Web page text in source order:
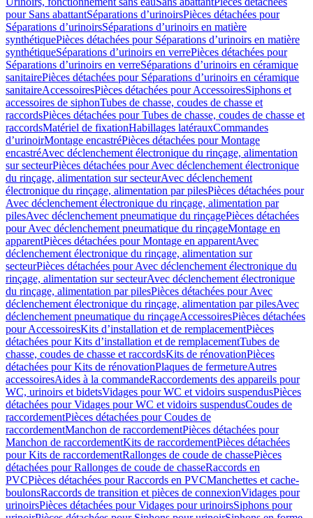
pour Sans abattantSéparations d’urinoirsPièces détachées pour
Séparations d’urinoirsSéparations d’urinoirs en matière
synthétiquePièces détachées pour Séparations d’urinoirs en matière
synthétiqueSéparations d’urinoirs en verrePièces détachées pour
Séparations d’urinoirs en verreSéparations d’urinoirs en céramique
sanitairePièces détachées pour Séparations d’urinoirs en céramique
sanitaireAccessoiresPièces détachées pour AccessoiresSiphons et
accessoires de siphonTubes de chasse, coudes de chasse et
raccordsPièces détachées pour Tubes de chasse, coudes de chasse et
raccordsMatériel de fixationHabillages latérauxCommandes
dʼurinoirMontage encastréPièces détachées pour Montage
encastréAvec déclenchement électronique du rinçage, alimentation
sur secteurPièces détachées pour Avec déclenchement électronique
du rinçage, alimentation sur secteurAvec déclenchement
électronique du rinçage, alimentation par pilesPièces détachées pour
Avec déclenchement électronique du rinçage, alimentation par
pilesAvec déclenchement pneumatique du rinçagePièces détachées
pour Avec déclenchement pneumatique du rinçageMontage en
apparentPièces détachées pour Montage en apparentAvec
déclenchement électronique du rinçage, alimentation sur
secteurPièces détachées pour Avec déclenchement électronique du
rinçage, alimentation sur secteurAvec déclenchement électronique
du rinçage, alimentation par pilesPièces détachées pour Avec
déclenchement électronique du rinçage, alimentation par pilesAvec
déclenchement pneumatique du rinçageAccessoiresPièces détachées
pour AccessoiresKits d’installation et de remplacementPièces
détachées pour Kits d’installation et de remplacementTubes de
chasse, coudes de chasse et raccordsKits de rénovationPièces
détachées pour Kits de rénovationPlaques de fermetureAutres
accessoiresAides à la commandeRaccordements des appareils pour
WC, urinoirs et bidetsVidages pour WC et vidoirs suspendusPièces
détachées pour Vidages pour WC et vidoirs suspendusCoudes de
raccordementPièces détachées pour Coudes de
raccordementManchon de raccordementPièces détachées pour
Manchon de raccordementKits de raccordementPièces détachées
pour Kits de raccordementRallonges de coude de chassePièces
détachées pour Rallonges de coude de chasseRaccords en
PVCPièces détachées pour Raccords en PVCManchettes et cache-
boulonsRaccords de transition et pièces de connexionVidages pour
urinoirsPièces détachées pour Vidages pour urinoirsSiphons pour